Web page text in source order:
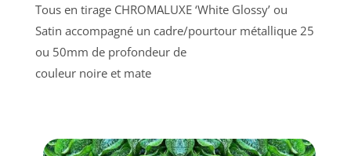
Tous en tirage CHROMALUXE ‘White Glossy’ ou
Satin accompagné un cadre/pourtour métallique 25
ou 50mm de profondeur de
couleur noire et mate